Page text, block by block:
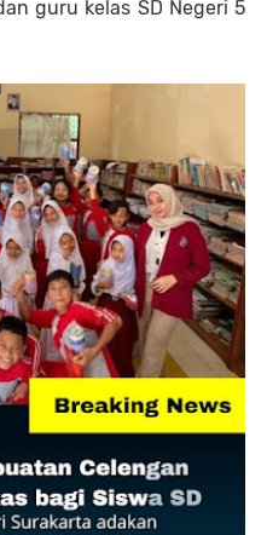
guru kelas SD Negeri 5